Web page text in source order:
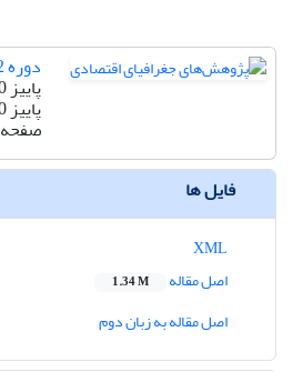
دوره 2، شماره 5
پاییز 1400
پاییز 1400
صفحه
فایل ها
اصل مقاله
1.34 M
اصل مقاله به زبان دوم